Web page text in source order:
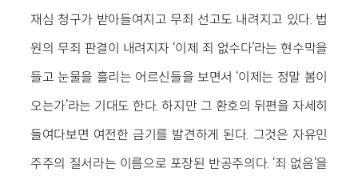
재심 청구가 받아들여지고 무죄 선고도 내려지고 있다. 법
원의 무죄 판결이 내려지자 ‘이제 죄 없수다’라는 현수막을
들고 눈물을 흘리는 어르신들을 보면서 ‘이제는 정말 봄이
오는가’라는 기대도 한다. 하지만 그 환호의 뒤편을 자세히
들여다보면 여전한 금기를 발견하게 된다. 그것은 자유민
주주의 질서라는 이름으로 포장된 반공주의다. ‘죄 없음’을